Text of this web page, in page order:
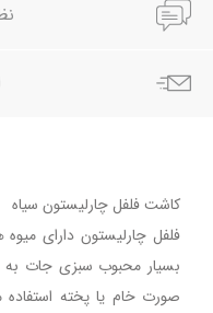
کاشت فلفل چارلیستون سیاه
فلفل چارلیستون دارای میوه
بسیار محبوب سبزی جات به
صورت خام یا پخته